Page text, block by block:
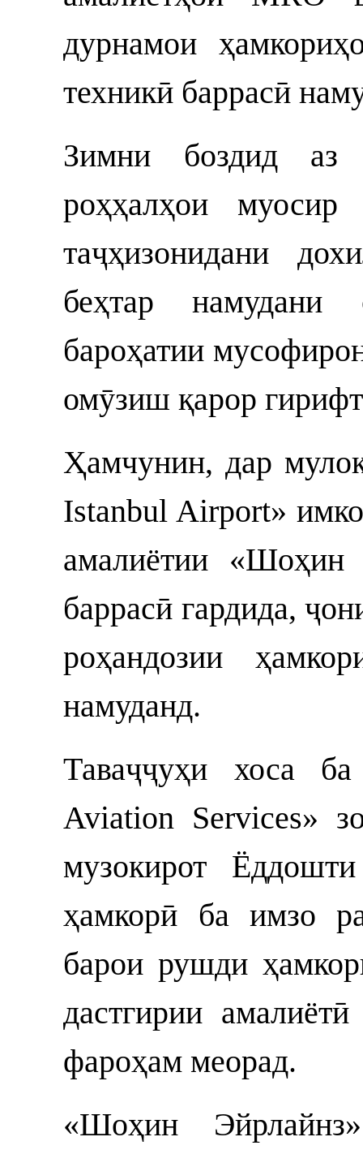
дурнамои
техникӣ баррасӣ
Зимни боздид
роҳҳалҳои
таҷҳизонидани
беҳтар намудани
бароҳатии
омӯзиш қарор
Ҳамчунин, дар
Istanbul Airport»
амалиётии «Шоҳин
баррасӣ гардида,
роҳандозии
намуданд.
Таваҷҷуҳи хоса
Aviation Services»
музокирот
ҳамкорӣ ба имзо
барои рушди
дастгирии
фароҳам меорад.
«Шоҳин